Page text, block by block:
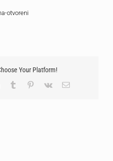
otvoreni
Your Platform!
Tumblr Pinterest
Vk Email